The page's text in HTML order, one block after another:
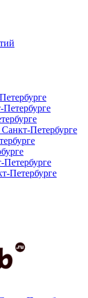
Петербурге
Петербурге